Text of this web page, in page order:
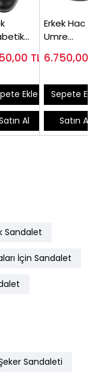
OD58TL
Ekle
Al
Erkek Hac ve
Umre
Siyah Fileli
6.750,00
Sepete Ekle
Satın Al
Sandalet
İçin Sandalet
Sandaleti